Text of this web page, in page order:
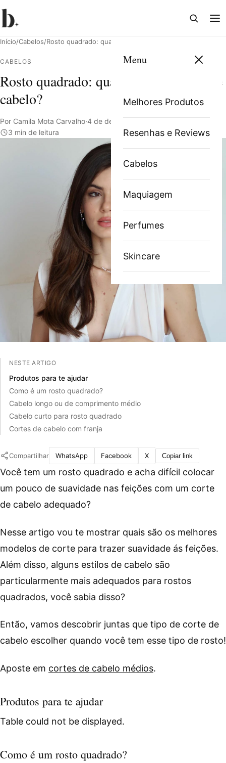
Abrir
Pesquisar
Menu
Melhores Produtos
Resenhas e Reviews
Cabelos
Maquiagem
Perfumes
Skincare
Início/Cabelos/Rosto quadrado: qual o melhor corte de cabelo?
CABELOS
Rosto quadrado: qual o melhor corte de
cabelo?
Por Camila Mota Carvalho·4 de dezembro de 2021
3 min de leitura
NESTE ARTIGO
Produtos para te ajudar
Como é um rosto quadrado?
Cabelo longo ou de comprimento médio
Cabelo curto para rosto quadrado
Cortes de cabelo com franja
Compartilhar WhatsApp Facebook X Copiar link
Você tem um rosto quadrado e acha difícil colocar
um pouco de suavidade nas feições com um corte
de cabelo adequado?
Nesse artigo vou te mostrar quais são os melhores
modelos de corte para trazer suavidade ás feições.
Além disso, alguns estilos de cabelo são
particularmente mais adequados para rostos
quadrados, você sabia disso?
Então, vamos descobrir juntas que tipo de corte de
cabelo escolher quando você tem esse tipo de rosto!
Aposte em cortes de cabelo médios.
Produtos para te ajudar
Table could not be displayed.
Como é um rosto quadrado?